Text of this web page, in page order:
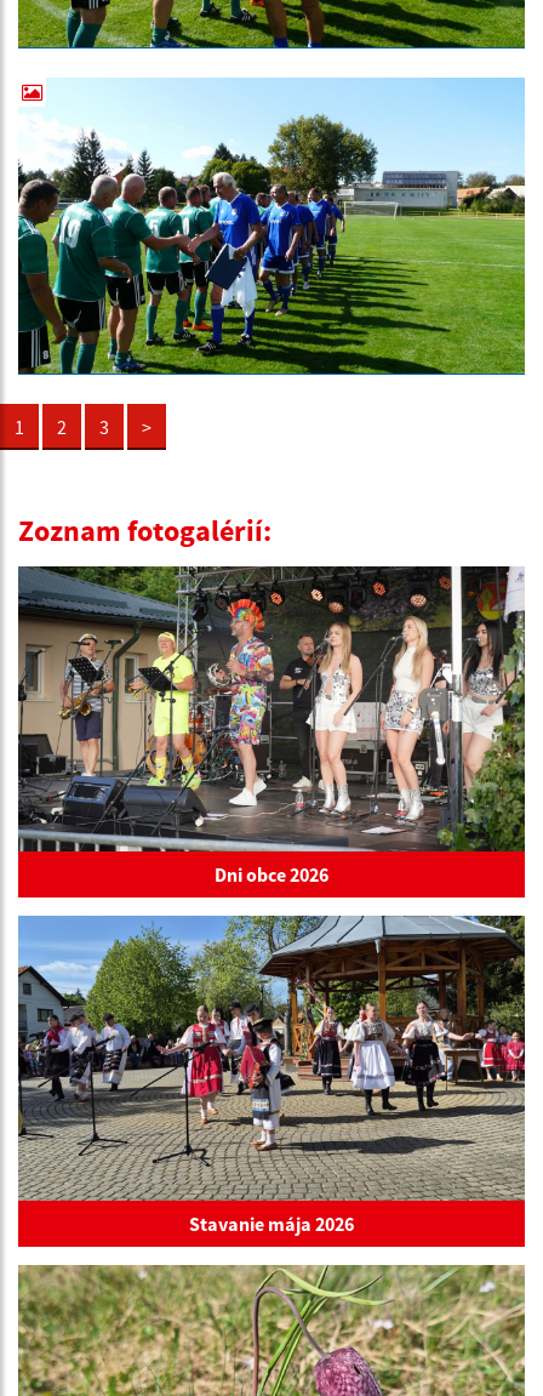
1 2 3 >
Zoznam fotogalérií:
Dni obce 2026
Stavanie mája 2026